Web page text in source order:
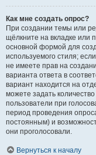
Как мне создать опрос?
При создании темы или
щёлкните на вкладке или
основной формой для
используемого стиля;
не имеете прав на
варианта ответа в
вариант находится на
можете задать
пользователи при
период проведения
постоянным) и
они проголосовали.
Вернуться к началу